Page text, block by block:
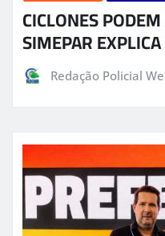
CICLONES
SIMEPAR
Redação Policial